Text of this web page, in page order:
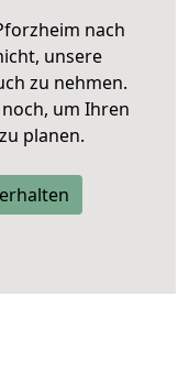
nach
unsere
zu nehmen.
um Ihren
zu planen.